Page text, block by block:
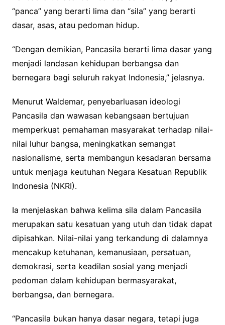
“panca” yang berarti lima dan “sila” yang berarti
dasar, asas, atau pedoman hidup.
“Dengan demikian, Pancasila berarti lima dasar yang
menjadi landasan kehidupan berbangsa dan
bernegara bagi seluruh rakyat Indonesia,” jelasnya.
Menurut Waldemar, penyebarluasan ideologi
Pancasila dan wawasan kebangsaan bertujuan
memperkuat pemahaman masyarakat terhadap nilai-
nilai luhur bangsa, meningkatkan semangat
nasionalisme, serta membangun kesadaran bersama
untuk menjaga keutuhan Negara Kesatuan Republik
Indonesia (NKRI).
Ia menjelaskan bahwa kelima sila dalam Pancasila
merupakan satu kesatuan yang utuh dan tidak dapat
dipisahkan. Nilai-nilai yang terkandung di dalamnya
mencakup ketuhanan, kemanusiaan, persatuan,
demokrasi, serta keadilan sosial yang menjadi
pedoman dalam kehidupan bermasyarakat,
berbangsa, dan bernegara.
“Pancasila bukan hanya dasar negara, tetapi juga